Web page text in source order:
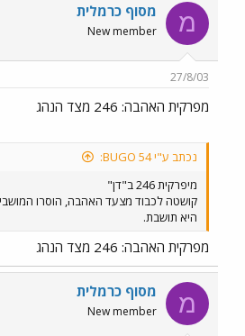
מ מסוף כרמלית
New member
27/8/03
מפרקית האהבה: 246 מצד הנהג
נכתב ע"י BUGO 54:
מיפרקית 246 ב"דן"
קושטה לכבוד מצעד האהבה, הוסרו
היא תושבת.
מפרקית האהבה: 246 מצד הנהג
מ מסוף כרמלית
New member